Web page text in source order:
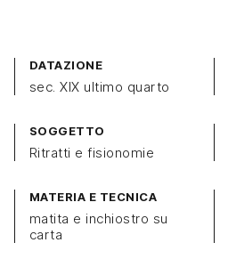
DATAZIONE
sec. XIX ultimo quarto
SOGGETTO
Ritratti e fisionomie
MATERIA E TECNICA
matita e inchiostro su
carta